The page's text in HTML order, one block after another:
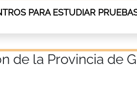
PARA ESTUDIAR
de la Provincia de